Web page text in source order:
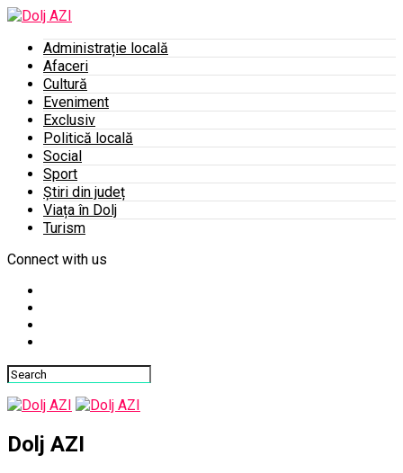
Administrație locală
Afaceri
Cultură
Eveniment
Exclusiv
Politică locală
Social
Sport
Știri din județ
Viața în Dolj
Turism
Connect with us
Dolj AZI